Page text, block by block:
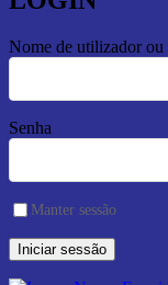
Nome de utilizador ou
Senha
Manter sessão